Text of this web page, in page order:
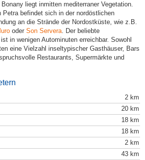
liegt inmitten mediterraner Vegetation.
Petra befindet sich in der nordöstlichen
an die Strände der Nordostküste, wie z.B.
oder Son Servera. Der beliebte
in wenigen Autominuten erreichbar. Sowohl
eine Vielzahl inseltypischer Gasthäuser, Bars
Restaurants, Supermärkte und
2 km
20 km
18 km
18 km
2 km
43 km